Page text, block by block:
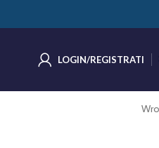
LOGIN/REGISTRATI